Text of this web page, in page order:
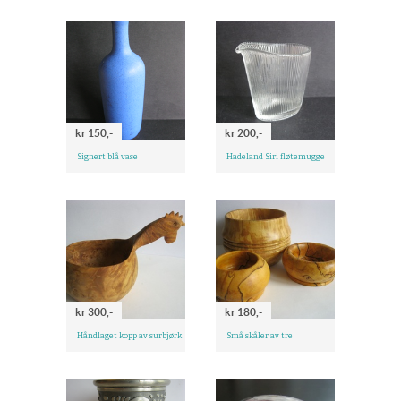
kr 150,-
Signert blå vase
kr 200,-
Hadeland Siri fløtemugge
kr 300,-
Håndlaget kopp av surbjørk
kr 180,-
Små skåler av tre